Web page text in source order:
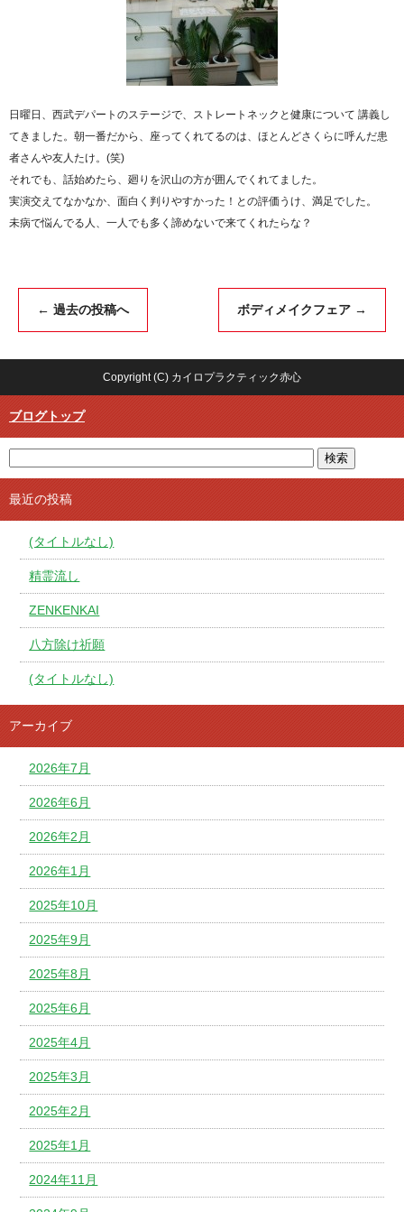
日曜日、西武デパートのステージで、ストレートネックと健康について 講義し
てきました。朝一番だから、座ってくれてるのは、ほとんどさくらに呼んだ患
者さんや友人たけ。(笑)
それでも、話始めたら、廻りを沢山の方が囲んでくれてました。
実演交えてなかなか、面白く判りやすかった！との評価うけ、満足でした。
未病で悩んでる人、一人でも多く諦めないで来てくれたらな？
← 過去の投稿へ ボディメイクフェア →
Copyright (C) カイロプラクティック赤心
ブログトップ
最近の投稿
(タイトルなし)
精霊流し
ZENKENKAI
八方除け祈願
(タイトルなし)
アーカイブ
2026年7月
2026年6月
2026年2月
2026年1月
2025年10月
2025年9月
2025年8月
2025年6月
2025年4月
2025年3月
2025年2月
2025年1月
2024年11月